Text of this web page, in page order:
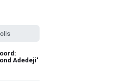
Adedeji'